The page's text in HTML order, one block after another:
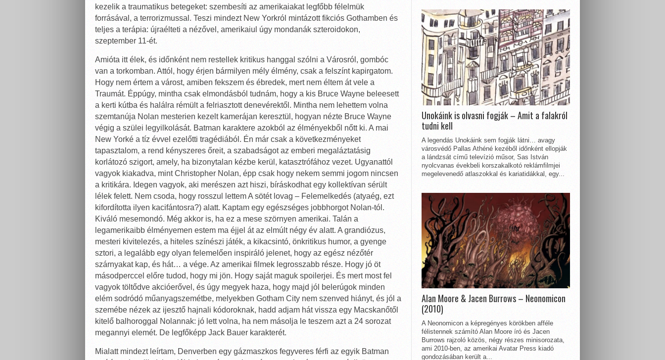
kezelik a traumatikus betegeket: szembesíti az amerikaiakat legfőbb félelmük
forrásával, a terrorizmussal. Teszi mindezt New Yorkról mintázott fikciós Gothamben és
teljes a terápia: újraélteti a nézővel, amerikaiul úgy mondanák szteroidokon,
szeptember 11-ét.
Amióta itt élek, és időnként nem restellek kritikus hanggal szólni a Városról, gombóc
van a torkomban. Attól, hogy érjen bármilyen mély élmény, csak a felszínt kapirgatom.
Hogy nem értem a várost, amiben fekszem és ébredek, mert nem éltem át vele a
Traumát. Éppúgy, mintha csak elmondásból tudnám, hogy a kis Bruce Wayne beleesett
a kerti kútba és halálra rémült a felriasztott denevérektől. Mintha nem lehettem volna
szemtanúja Nolan mesterien kezelt kamerájan keresztül, hogyan nézte Bruce Wayne
végig a szülei legyilkolását. Batman karaktere azokból az élményekből nőtt ki. A mai
New Yorké a tíz évvel ezelőtti tragédiából. Én már csak a következményeket
tapasztalom, a rend kényszeres őreit, a szabadságot az emberi megaláztatásig
korlátozó szigort, amely, ha bizonytalan kézbe kerül, katasztrófához vezet. Ugyanattól
vagyok kiakadva, mint Christopher Nolan, épp csak hogy nekem semmi jogom nincsen
a kritikára. Idegen vagyok, aki merészen azt hiszi, bíráskodhat egy kollektívan sérült
lélek felett. Nem csoda, hogy rosszul lettem A sötét lovag – Felemelkedés (atyaég, ezt
kifordította ilyen kacifántosra?) alatt. Kaptam egy egészséges jobbhorgot Nolan-tól.
Kiváló mesemondó. Még akkor is, ha ez a mese szörnyen amerikai. Talán a
legamerikaibb élményemen estem ma éjjel át az elmúlt négy év alatt. A grandiózus,
mesteri kivitelezés, a hiteles színészi játék, a kikacsintó, önkritikus humor, a gyenge
sztori, a legalább egy olyan felemelően inspiráló jelenet, hogy az egész nézőtér
szárnyakat kap, és hát… a vége. Az amerikai filmek legrosszabb része. Hogy jó öt
másodperccel előre tudod, hogy mi jön. Hogy saját maguk spoilerjei. És mert most fel
vagyok töltődve akcióerővel, és úgy megyek haza, hogy majd jól belerúgok minden
elém sodródó műanyagszemétbe, melyekben Gotham City nem szenved hiányt, és jól a
szemébe nézek az ijesztő hajnali kódoroknak, hadd adjam hát vissza egy Macskanőtől
kitelő balhoroggal Nolannak: jó lett volna, ha nem másolja le teszem azt a 24 sorozat
megannyi elemét. De legfőképp Jack Bauer karakterét.
Mialatt mindezt leírtam, Denverben egy gázmaszkos fegyveres férfi az egyik Batman
Unokáink is olvasni fogják – Amit a falakról
tudni kell
A legendás Unokáink sem fogják látni… avagy
városvédő Pallas Athéné kezéből időnként ellopják
a lándzsát című televízió műsor, Sas István
nyolcvanas évekbeli korszakalkotó reklámfilmjei
megelevenedő atlaszokkal és kariatidákkal, egy...
Alan Moore & Jacen Burrows – Neonomicon
(2010)
A Neonomicon a képregényes körökben afféle
félistennek számító Alan Moore író és Jacen
Burrows rajzoló közös, négy részes minisorozata,
ami 2010-ben, az amerikai Avatar Press kiadó
gondozásában került a...